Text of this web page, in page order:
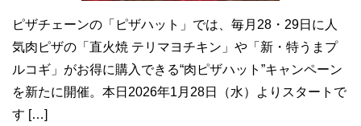
ピザチェーンの「ピザハット」では、毎月28・29日に人
気肉ピザの「直火焼 テリマヨチキン」や「新・特うまプ
ルコギ」がお得に購入できる“肉ピザハット”キャンペーン
を新たに開催。本日2026年1月28日（水）よりスタートで
す […]